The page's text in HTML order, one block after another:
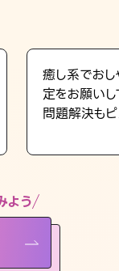
癒し系でおし
定をお願い
問題解決もピ
よう